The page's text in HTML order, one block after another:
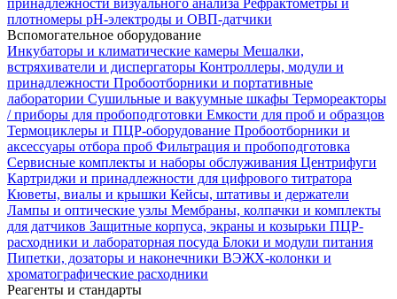
принадлежности визуального анализа Рефрактометры и
плотномеры pH-электроды и ОВП-датчики
Вспомогательное оборудование
Инкубаторы и климатические камеры Мешалки,
встряхиватели и диспергаторы Контроллеры, модули и
принадлежности Пробоотборники и портативные
лаборатории Сушильные и вакуумные шкафы Термореакторы
/ приборы для пробоподготовки Емкости для проб и образцов
Термоциклеры и ПЦР-оборудование Пробоотборники и
аксессуары отбора проб Фильтрация и пробоподготовка
Сервисные комплекты и наборы обслуживания Центрифуги
Картриджи и принадлежности для цифрового титратора
Кюветы, виалы и крышки Кейсы, штативы и держатели
Лампы и оптические узлы Мембраны, колпачки и комплекты
для датчиков Защитные корпуса, экраны и козырьки ПЦР-
расходники и лабораторная посуда Блоки и модули питания
Пипетки, дозаторы и наконечники ВЭЖХ-колонки и
хроматографические расходники
Реагенты и стандарты